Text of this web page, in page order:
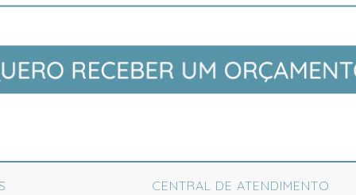
CENTRAL DE ATENDIMENTO